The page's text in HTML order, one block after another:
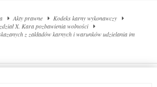
Akty prawne
Kodeks karny wykonawczy
X. Kara pozbawienia wolności
z zakładów karnych i warunków udzielania im